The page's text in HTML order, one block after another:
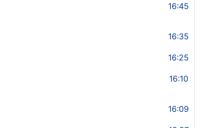
16:45
16:35
16:25
16:10
16:09